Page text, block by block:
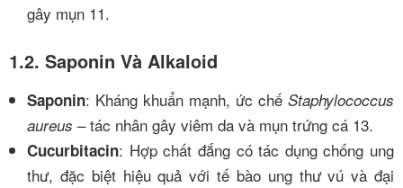
gây mụn 11.
1.2. Saponin Và Alkaloid
Saponin: Kháng khuẩn mạnh, ức chế Staphylococcus
aureus – tác nhân gây viêm da và mụn trứng cá 13.
Cucurbitacin: Hợp chất đắng có tác dụng chống ung
thư, đặc biệt hiệu quả với tế bào ung thư vú và đại